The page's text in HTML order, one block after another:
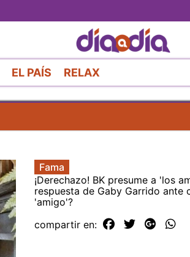
al
contenido
principal
EL PAÍS RELAX
Fama
¡Derechazo! BK presume a 'los
respuesta de Gaby Garrido ante
'amigo'?
compartir en: